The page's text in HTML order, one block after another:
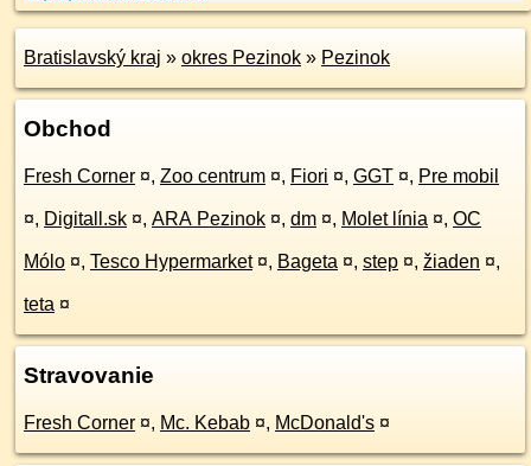
Bratislavský kraj » okres Pezinok » Pezinok
Obchod
Fresh Corner ¤, Zoo centrum ¤, Fiori ¤, GGT ¤, Pre mobil
¤, Digitall.sk ¤, ARA Pezinok ¤, dm ¤, Molet línia ¤, OC
Mólo ¤, Tesco Hypermarket ¤, Bageta ¤, step ¤, žiaden ¤,
teta ¤
Stravovanie
Fresh Corner ¤, Mc. Kebab ¤, McDonald's ¤